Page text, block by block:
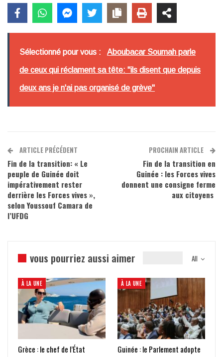
Sélectionné pour vous : Aboubacar Soumah parle
de ceux qui réclament sa tête: "ils disent que depuis
deux ans je n'ai pas organisé de grève"
ARTICLE PRÉCÉDENT
Fin de la transition: « Le
peuple de Guinée doit
impérativement rester
derrière les Forces vives »,
selon Youssouf Camara de
l’UFDG
PROCHAIN ARTICLE
Fin de la transition en
Guinée : les Forces vives
donnent une consigne ferme
aux citoyens
All
vous pourriez aussi aimer
À LA UNE
Grèce : le chef de l’État
À LA UNE
Guinée : le Parlement adopte